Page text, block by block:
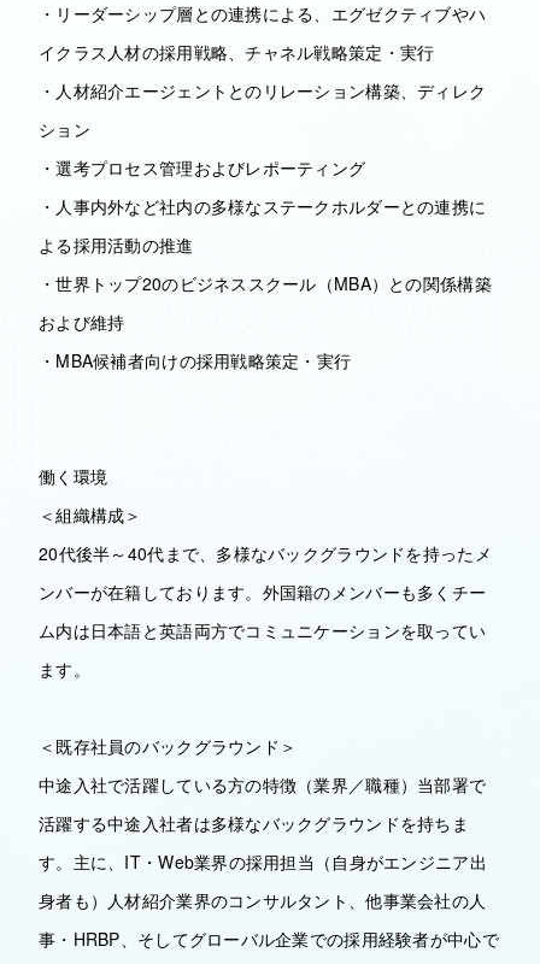
・リーダーシップ層との連携による、エグゼクティブやハ
イクラス人材の採用戦略、チャネル戦略策定・実行
・人材紹介エージェントとのリレーション構築、ディレク
ション
・選考プロセス管理およびレポーティング
・人事内外など社内の多様なステークホルダーとの連携に
よる採用活動の推進
・世界トップ20のビジネススクール（MBA）との関係構築
および維持
・MBA候補者向けの採用戦略策定・実行
働く環境
＜組織構成＞
20代後半～40代まで、多様なバックグラウンドを持ったメ
ンバーが在籍しております。外国籍のメンバーも多くチー
ム内は日本語と英語両方でコミュニケーションを取ってい
ます。
＜既存社員のバックグラウンド＞
中途入社で活躍している方の特徴（業界／職種）当部署で
活躍する中途入社者は多様なバックグラウンドを持ちま
す。主に、IT・Web業界の採用担当（自身がエンジニア出
身者も）人材紹介業界のコンサルタント、他事業会社の人
事・HRBP、そしてグローバル企業での採用経験者が中心で